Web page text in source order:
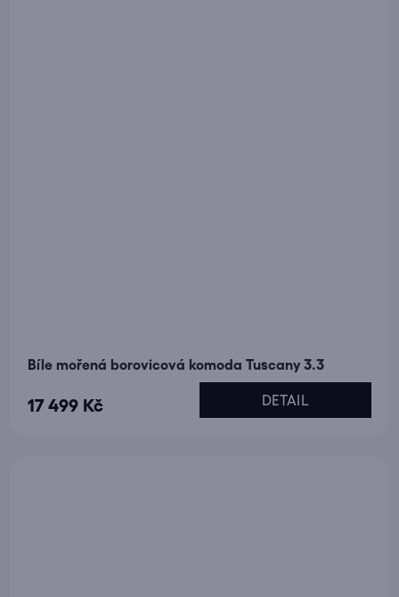
Bíle mořená borovicová komoda Tuscany 3.3
17 499 Kč DETAIL